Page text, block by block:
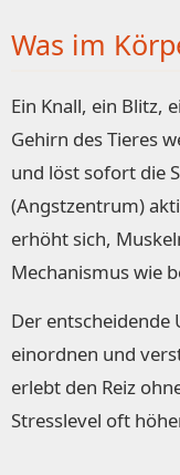
Was im
Ein Knall, ein Blitz,
Gehirn des Tieres
und löst sofort die
(Angstzentrum)
erhöht sich,
Mechanismus wie
Der entscheidende
einordnen und
erlebt den Reiz
Stresslevel oft